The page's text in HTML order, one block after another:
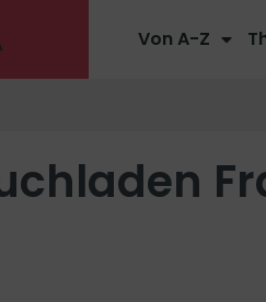
Von A-Z